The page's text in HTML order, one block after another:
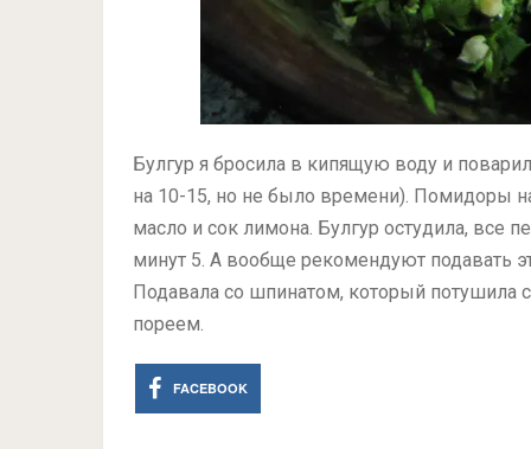
Булгур я бросила в кипящую воду и
на 10-15, но не было времени). Помидоры
масло и сок лимона. Булгур остудила, все
минут 5. А вообще рекомендуют подавать
Подавала со шпинатом, который
пореем.
FACEBOOK